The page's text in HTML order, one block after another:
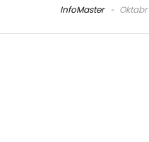
InfoMaster Oktabr